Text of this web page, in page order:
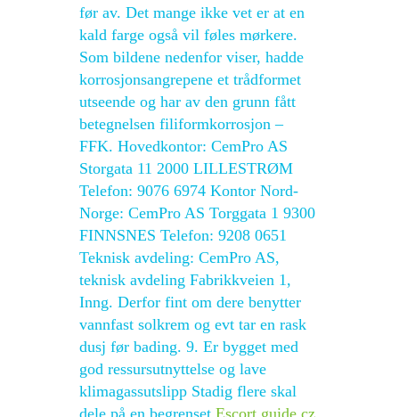
før av. Det mange ikke vet er at en
kald farge også vil føles mørkere.
Som bildene nedenfor viser, hadde
korrosjonsangrepene et trådformet
utseende og har av den grunn fått
betegnelsen filiformkorrosjon –
FFK. Hovedkontor: CemPro AS
Storgata 11 2000 LILLESTRØM
Telefon: 9076 6974 Kontor Nord-
Norge: CemPro AS Torggata 1 9300
FINNSNES Telefon: 9208 0651
Teknisk avdeling: CemPro AS,
teknisk avdeling Fabrikkveien 1,
Inng. Derfor fint om dere benytter
vannfast solkrem og evt tar en rask
dusj før bading. 9. Er bygget med
god ressursutnyttelse og lave
klimagassutslipp Stadig flere skal
dele på en begrenset Escort guide cz